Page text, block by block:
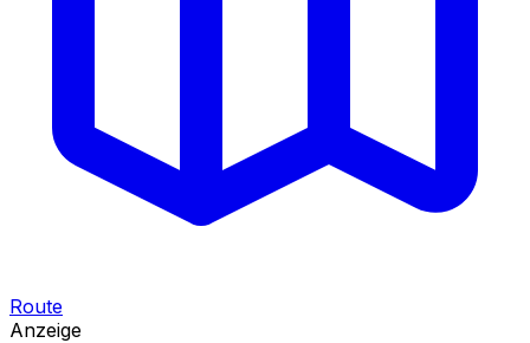
Route
Anzeige